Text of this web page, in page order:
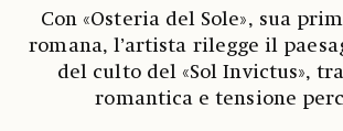
Con «Osteria del Sole», sua
romana, l’artista rilegge il
del culto del «Sol Invictus»,
romantica e tensione